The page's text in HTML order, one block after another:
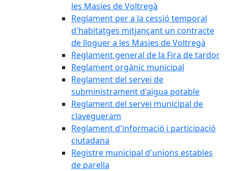
les Masies de Voltregà
Reglament per a la cessió temporal
d'habitatges mitjançant un contracte
de lloguer a les Masies de Voltregà
Reglament general de la Fira de tardor
Reglament orgànic municipal
Reglament del servei de
subministrament d'aigua potable
Reglament del servei municipal de
clavegueram
Reglament d'informació i participació
ciutadana
Registre municipal d'unions estables
de parella